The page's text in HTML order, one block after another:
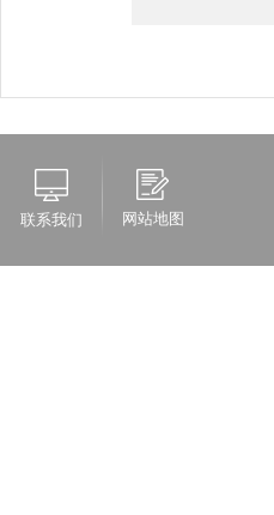
联系我们 网站地图